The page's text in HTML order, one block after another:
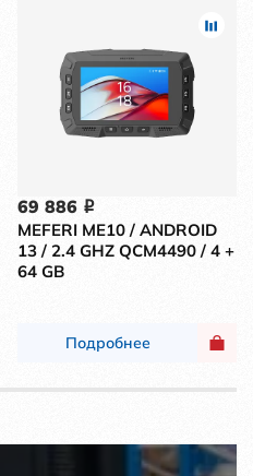
69 886 i
MEFERI ME10 / ANDROID
13 / 2.4 GHZ QCM4490 / 4 +
64 GB
Подробнее